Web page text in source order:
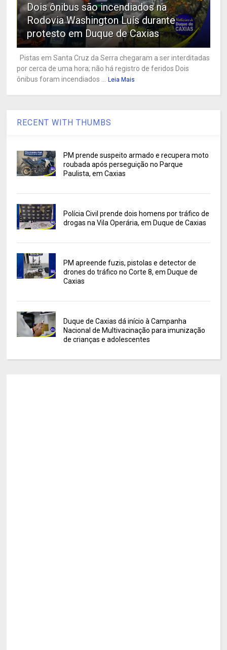
Dois ônibus são incendiados na
Rodovia Washington Luís durante
protesto em Duque de Caxias
Pistas em Santa Cruz da Serra chegaram a ser interditadas
por cerca de uma hora; não há registro de feridos Dois
ônibus foram incendiados ...
Leia Mais
RECENT WITH THUMBS
PM prende suspeito armado e recupera moto
roubada após perseguição no Parque
Paulista, em Caxias
Polícia Civil prende dois homens por tráfico de
drogas na Vila Operária, em Duque de Caxias
PM apreende fuzis, pistolas e detector de
drones do tráfico no Corte 8, em Duque de
Caxias
Duque de Caxias dá início à Campanha
Nacional de Multivacinação para imunização
de crianças e adolescentes